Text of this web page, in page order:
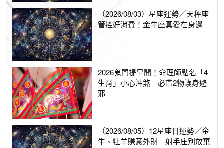
（2026/08/03）星座運勢／天秤座
管控好消費！金牛座真愛在身邊
2026鬼門提早開！命理師點名「4
生肖」小心沖煞 必帶2物護身避
邪
（2026/08/05）12星座日運勢／金
牛、牡羊賺意外財 射手座別放棄